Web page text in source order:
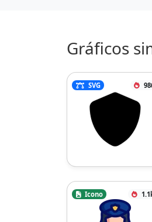
Gráficos
SVG
Icono